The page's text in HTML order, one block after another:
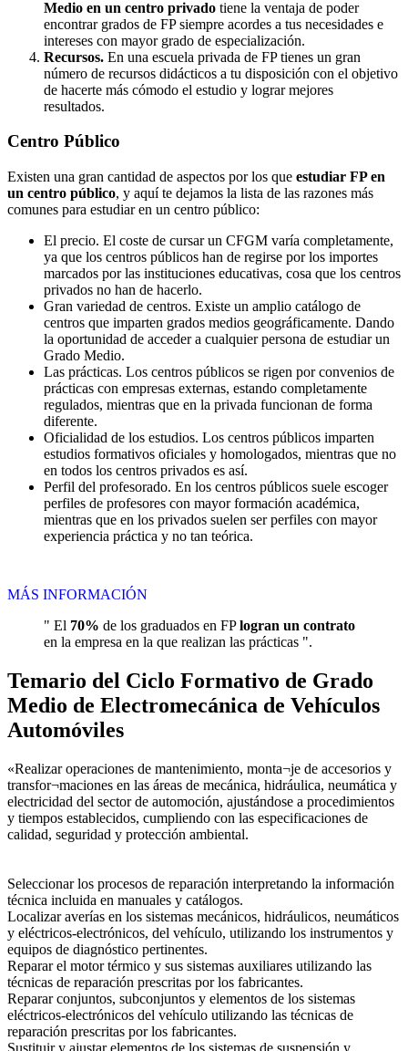
Medio en un centro privado tiene la ventaja de poder
encontrar grados de FP siempre acordes a tus necesidades e
intereses con mayor grado de especialización.
Recursos. En una escuela privada de FP tienes un gran
número de recursos didácticos a tu disposición con el objetivo
de hacerte más cómodo el estudio y lograr mejores
resultados.
Centro Público
Existen una gran cantidad de aspectos por los que estudiar FP en
un centro público, y aquí te dejamos la lista de las razones más
comunes para estudiar en un centro público:
El precio. El coste de cursar un CFGM varía completamente,
ya que los centros públicos han de regirse por los importes
marcados por las instituciones educativas, cosa que los centros
privados no han de hacerlo.
Gran variedad de centros. Existe un amplio catálogo de
centros que imparten grados medios geográficamente. Dando
la oportunidad de acceder a cualquier persona de estudiar un
Grado Medio.
Las prácticas. Los centros públicos se rigen por convenios de
prácticas con empresas externas, estando completamente
regulados, mientras que en la privada funcionan de forma
diferente.
Oficialidad de los estudios. Los centros públicos imparten
estudios formativos oficiales y homologados, mientras que no
en todos los centros privados es así.
Perfil del profesorado. En los centros públicos suele escoger
perfiles de profesores con mayor formación académica,
mientras que en los privados suelen ser perfiles con mayor
experiencia práctica y no tan teórica.
MÁS INFORMACIÓN
" El 70% de los graduados en FPlogran un contrato
en la empresa en la que realizan las prácticas ".
Temario del Ciclo Formativo de Grado
Medio de Electromecánica de Vehículos
Automóviles
«Realizar operaciones de mantenimiento, monta¬je de accesorios y
transfor¬maciones en las áreas de mecánica, hidráulica, neumática y
electricidad del sector de automoción, ajustándose a procedimientos
y tiempos establecidos, cumpliendo con las especificaciones de
calidad, seguridad y protección ambiental.
Seleccionar los procesos de reparación interpretando la información
técnica incluida en manuales y catálogos.
Localizar averías en los sistemas mecánicos, hidráulicos, neumáticos
y eléctricos-electrónicos, del vehículo, utilizando los instrumentos y
equipos de diagnóstico pertinentes.
Reparar el motor térmico y sus sistemas auxiliares utilizando las
técnicas de reparación prescritas por los fabricantes.
Reparar conjuntos, subconjuntos y elementos de los sistemas
eléctricos-electrónicos del vehículo utilizando las técnicas de
reparación prescritas por los fabricantes.
Sustituir y ajustar elementos de los sistemas de suspensión y